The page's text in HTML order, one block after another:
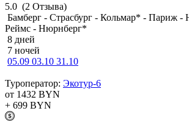
5.0 (2 Отзыва)
Бамберг - Страсбург - Кольмар* - Париж -
Реймс - Нюрнберг*
8 дней
7 ночей
05.09 03.10 31.10
Туроператор: Экотур-6
от 1432 BYN
+ 699 BYN